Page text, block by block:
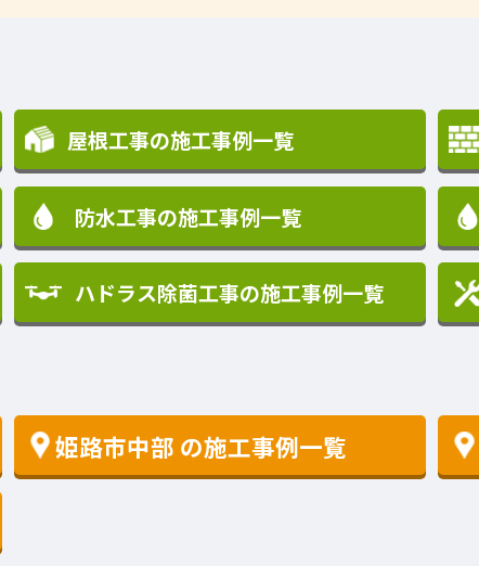
屋根工事の施工事例一覧
防水工事の施工事例一覧
ハドラス除菌工事の施工事例一覧
姫路市中部 の施工事例一覧